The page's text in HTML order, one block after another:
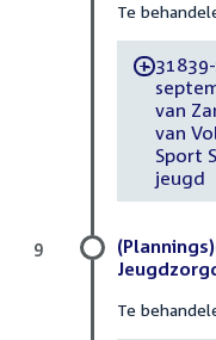
Te
-
van
van
Sport
jeugd
Te
9